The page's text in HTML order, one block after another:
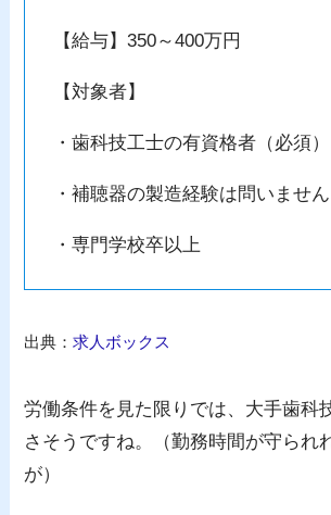
【給与】350～400万円
【対象者】
・歯科技工士の有資格者（必須）
・補聴器の製造経験は問いません
・専門学校卒以上
出典：求人ボックス
労働条件を見た限りでは、大手歯科
さそうですね。（勤務時間が守られ
が）